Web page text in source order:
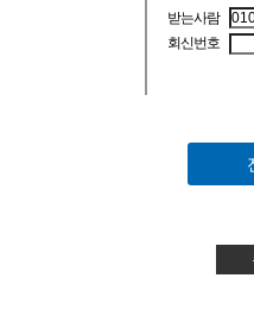
받는사람
회신번호